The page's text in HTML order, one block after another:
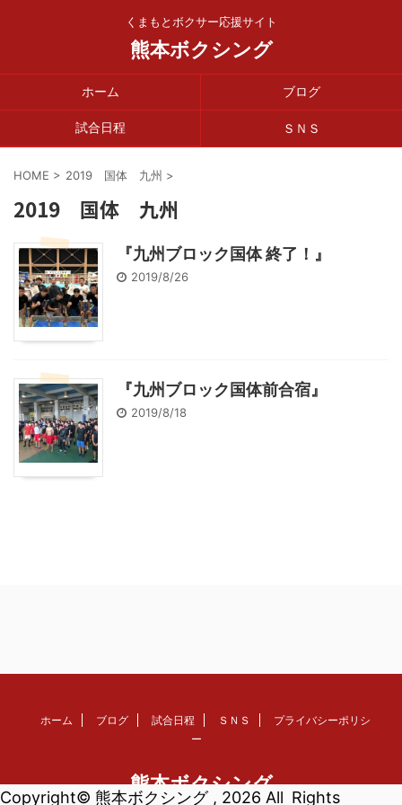
くまもとボクサー応援サイト
熊本ボクシング
ホーム ブログ
試合日程 ＳＮＳ
HOME > 2019 国体 九州 >
2019 国体 九州
『九州ブロック国体 終了！』
2019/8/26
『九州ブロック国体前合宿』
2019/8/18
ホーム ブログ 試合日程 ＳＮＳ
プライバシーポリシ
ー
熊本ボクシング
Copyright© 熊本ボクシング , 2026 All Rights